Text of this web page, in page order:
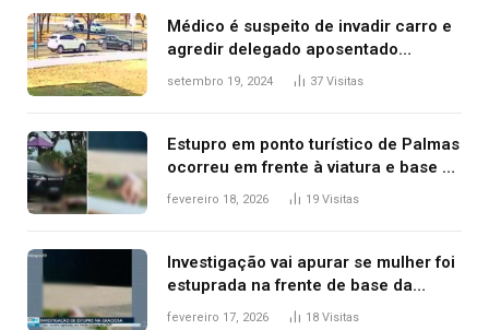
Médico é suspeito de invadir carro e
agredir delegado aposentado
durante confusão no trânsito
setembro 19, 2024 37 Visitas
Estupro em ponto turístico de Palmas
ocorreu em frente à viatura e base de
segurança; polícia investiga
fevereiro 18, 2026 19 Visitas
Investigação vai apurar se mulher foi
estuprada na frente de base da
Guarda Metropolitana de Palmas, diz
fevereiro 17, 2026 18 Visitas